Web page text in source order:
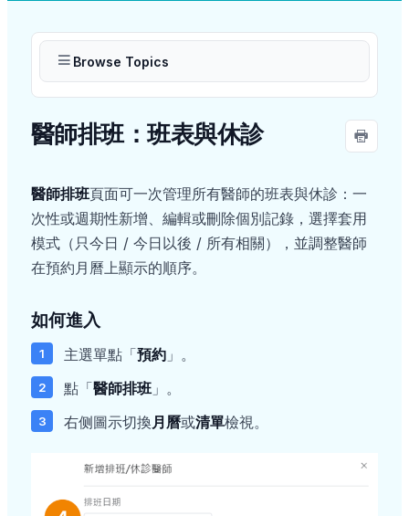
Browse Topics
醫師排班：班表與休診
醫師排班頁面可一次管理所有醫師的班表與休診：一
次性或週期性新增、編輯或刪除個別記錄，選擇套用
模式（只今日 / 今日以後 / 所有相關），並調整醫師
在預約月曆上顯示的順序。
如何進入
主選單點「預約 」。
點「醫師排班」。
右侧圖示切換月曆或清單檢視。